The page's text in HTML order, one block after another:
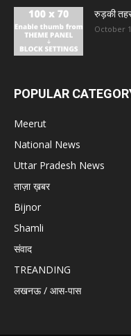
रुड़की
October
POPULAR
Meerut
National News
Uttar Pradesh News
ताज़ा ख़बर
Bijnor
Shamli
संवाद
TREANDING
लखनऊ / आस-पास